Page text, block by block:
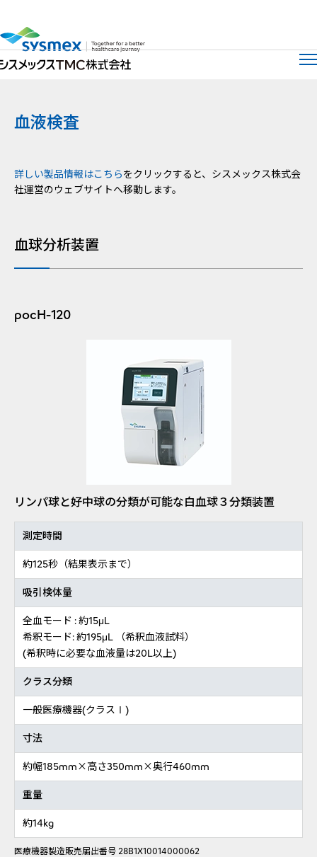
サイト
メ
血液検査
詳しい製品情報はこちらをクリックすると、シスメックス株式会
社運営のウェブサイトへ移動します。
血球分析装置
pocH-120
リンパ球と好中球の分類が可能な白血球３分類装置
測定時間
約125秒（結果表示まで）
吸引検体量
全血モード : 約15μL
希釈モード: 約195μL （希釈血液試料）
(希釈時に必要な血液量は20L以上)
クラス分類
一般医療機器(クラスⅠ)
寸法
約幅185mm×高さ350mm×奥行460mm
重量
約14kg
医療機器製造販売届出番号 28B1X10014000062